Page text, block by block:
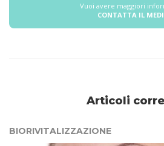
Vuoi avere maggiori
CONTATTA IL
Articoli
BIORIVITALIZZAZIONE